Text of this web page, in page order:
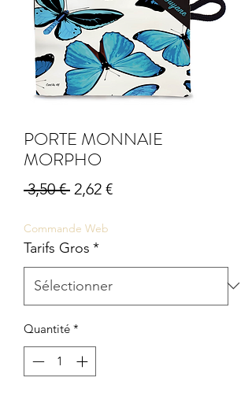
PORTE MONNAIE
MORPHO
3,50 € Prix
2,62 €Prix
Commande Web
Tarifs Gros *
Quantité *